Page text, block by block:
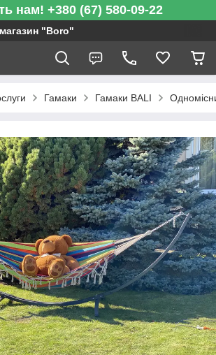
нам! +380 (67) 580-09-22
магазин "Boro"
Гамаки Гамаки BALI